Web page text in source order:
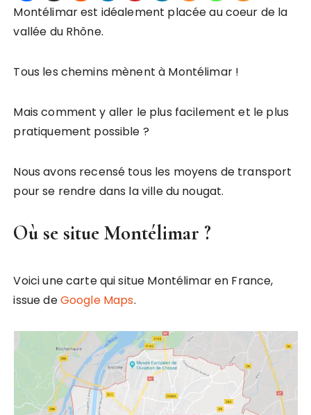
Montélimar est idéalement placée au coeur de la
vallée du Rhône.
Tous les chemins mènent à Montélimar !
Mais comment y aller le plus facilement et le plus
pratiquement possible ?
Nous avons recensé tous les moyens de transport
pour se rendre dans la ville du nougat.
Où se situe Montélimar ?
Voici une carte qui situe Montélimar en France,
issue deGoogle Maps.